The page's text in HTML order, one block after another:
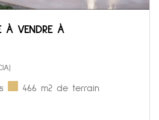
À VENDRE À
466 m2 de terrain